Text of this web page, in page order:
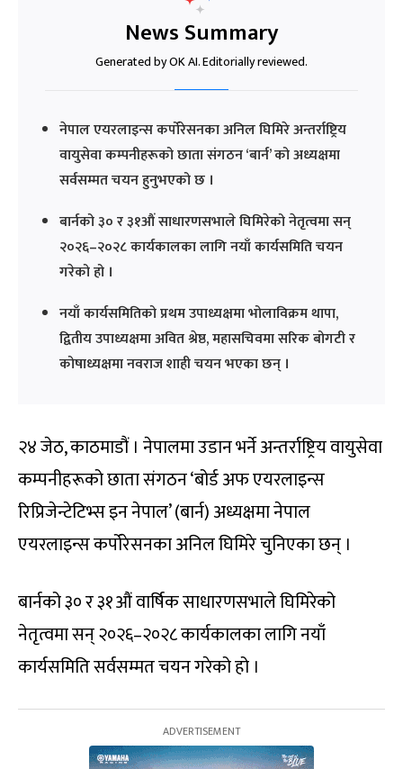
News Summary
Generated by OK AI. Editorially reviewed.
नेपाल एयरलाइन्स कर्पोरेसनका अनिल घिमिरे अन्तर्राष्ट्रिय
वायुसेवा कम्पनीहरूको छाता संगठन ‘बार्न’ को अध्यक्षमा
सर्वसम्मत चयन हुनुभएको छ ।
बार्नको ३० र ३१औं साधारणसभाले घिमिरेको नेतृत्वमा सन्
२०२६–२०२८ कार्यकालका लागि नयाँ कार्यसमिति चयन
गरेको हो ।
नयाँ कार्यसमितिको प्रथम उपाध्यक्षमा भोलाविक्रम थापा,
द्वितीय उपाध्यक्षमा अवित श्रेष्ठ, महासचिवमा सरिक बोगटी र
कोषाध्यक्षमा नवराज शाही चयन भएका छन् ।
२४ जेठ, काठमाडौं । नेपालमा उडान भर्ने अन्तर्राष्ट्रिय वायुसेवा
कम्पनीहरूको छाता संगठन ‘बोर्ड अफ एयरलाइन्स
रिप्रिजेन्टेटिभ्स इन नेपाल’ (बार्न) अध्यक्षमा नेपाल
एयरलाइन्स कर्पोरेसनका अनिल घिमिरे चुनिएका छन् ।
बार्नको ३० र ३१औं वार्षिक साधारणसभाले घिमिरेको
नेतृत्वमा सन् २०२६–२०२८ कार्यकालका लागि नयाँ
कार्यसमिति सर्वसम्मत चयन गरेको हो ।